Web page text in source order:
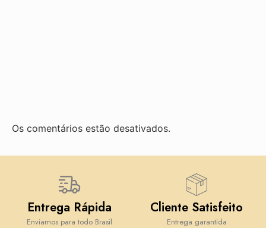
Os comentários estão desativados.
Entrega Rápida
Enviamos para todo Brasil
Cliente Satisfeito
Entrega garantida